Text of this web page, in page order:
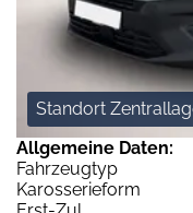
Standort
Allgemeine Daten:
Fahrzeugtyp
Karosserieform